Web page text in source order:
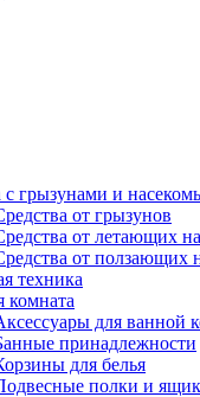
с грызунами и
от грызунов
от летающих
от ползающих
техника
комната
для ванной
принадлежности
для белья
полки и